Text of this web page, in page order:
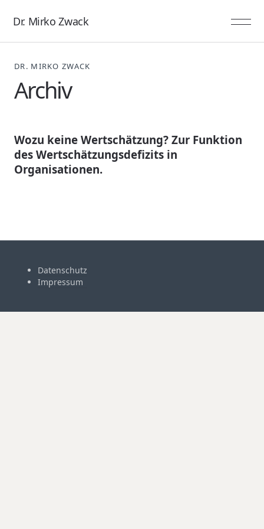
Dr. Mirko Zwack
DR. MIRKO ZWACK
Archiv
Wozu keine Wertschätzung? Zur Funktion
des Wertschätzungsdefizits in
Organisationen.
Datenschutz
Impressum